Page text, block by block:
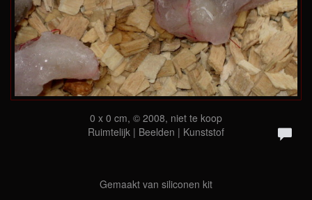
0 x 0 cm, © 2008, niet te koop
Ruimtelijk | Beelden | Kunststof
Gemaakt van siliconen kit